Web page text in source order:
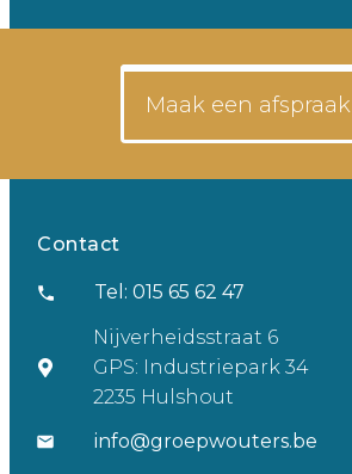
Maak een afspraak
Contact
Tel: 015 65 62 47
Nijverheidsstraat 6
GPS: Industriepark 34
2235 Hulshout
info@groepwouters.be